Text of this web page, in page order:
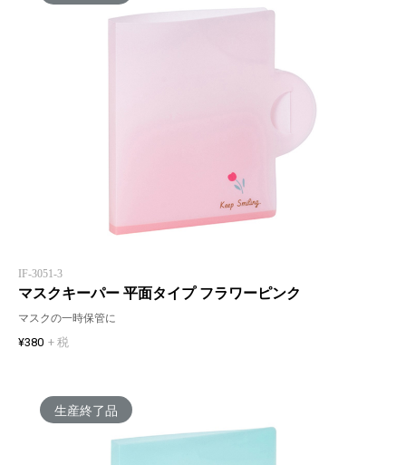
IF-3051-3
マスクキーパー 平面タイプ フラワーピンク
マスクの一時保管に
¥380 + 税
生産終了品